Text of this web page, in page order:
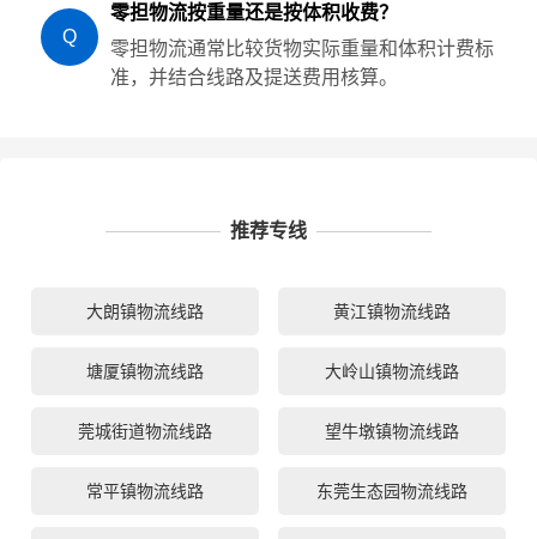
Q
零担物流按重量还是按体积收费？
零担物流通常比较货物实际重量和体积计费标
准，并结合线路及提送费用核算。
推荐专线
大朗镇物流线路 黄江镇物流线路
塘厦镇物流线路 大岭山镇物流线路
莞城街道物流线路 望牛墩镇物流线路
常平镇物流线路 东莞生态园物流线路